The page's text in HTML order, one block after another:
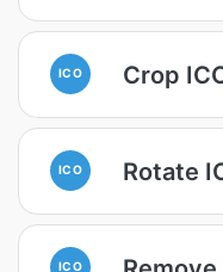
ICO Crop
ICO Rotate
ICO